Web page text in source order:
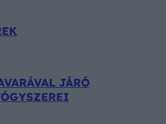
JÁRÓ